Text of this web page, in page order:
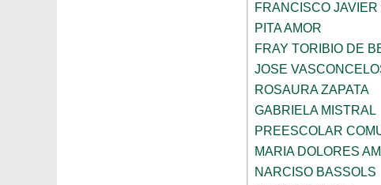
FRANCISCO JAVIER
PITA AMOR
FRAY TORIBIO DE
JOSE
ROSAURA ZAPATA
GABRIELA MISTRAL
PREESCOLAR
MARIA DOLORES
NARCISO BASSOLS